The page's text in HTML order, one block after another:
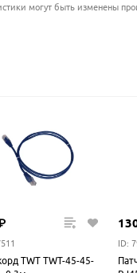
могут быть изменены
TWT TWT-45-45-
ID: